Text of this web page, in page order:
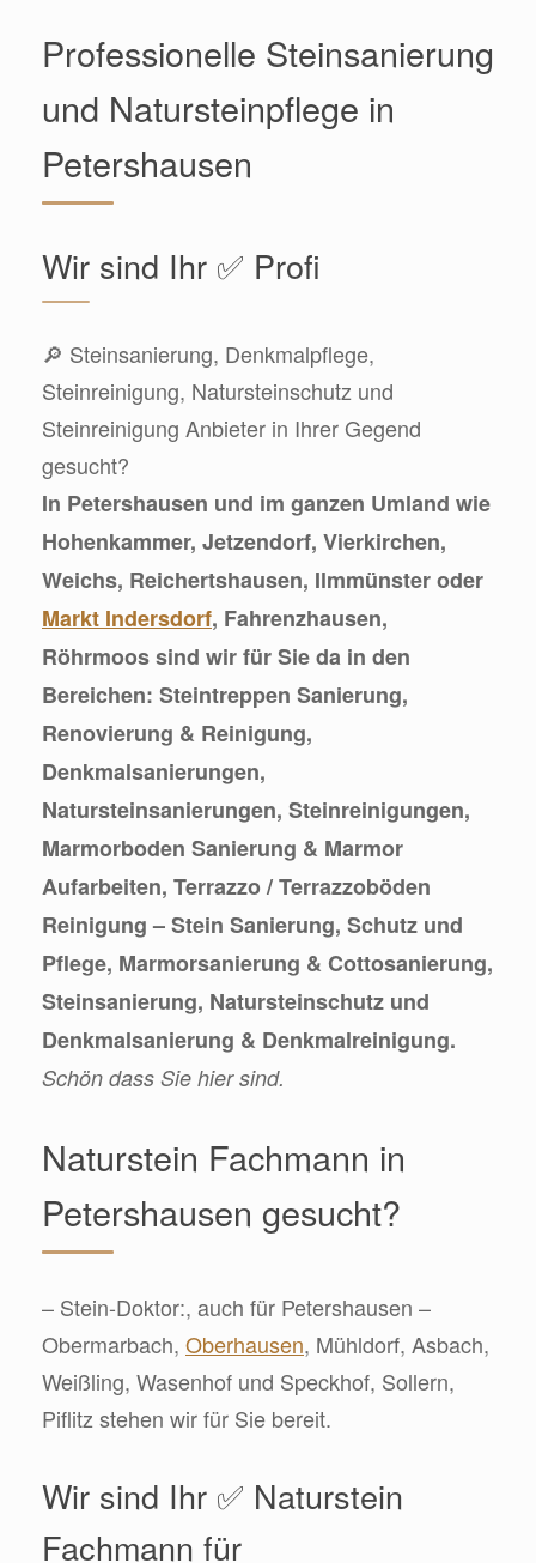
Professionelle Steinsanierung
und Natursteinpflege in
Petershausen
Wir sind Ihr ✅ Profi
🔎 Steinsanierung, Denkmalpflege,
Steinreinigung, Natursteinschutz und
Steinreinigung Anbieter in Ihrer Gegend
gesucht?
In Petershausen und im ganzen Umland wie
Hohenkammer, Jetzendorf, Vierkirchen,
Weichs, Reichertshausen, Ilmmünster oder
Markt Indersdorf, Fahrenzhausen,
Röhrmoos sind wir für Sie da in den
Bereichen: Steintreppen Sanierung,
Renovierung & Reinigung,
Denkmalsanierungen,
Natursteinsanierungen, Steinreinigungen,
Marmorboden Sanierung & Marmor
Aufarbeiten, Terrazzo / Terrazzoböden
Reinigung – Stein Sanierung, Schutz und
Pflege, Marmorsanierung & Cottosanierung,
Steinsanierung, Natursteinschutz und
Denkmalsanierung & Denkmalreinigung.
Schön dass Sie hier sind.
Naturstein Fachmann in
Petershausen gesucht?
– Stein-Doktor:, auch für Petershausen –
Obermarbach, Oberhausen, Mühldorf, Asbach,
Weißling, Wasenhof und Speckhof, Sollern,
Piflitz stehen wir für Sie bereit.
Wir sind Ihr ✅ Naturstein
Fachmann für